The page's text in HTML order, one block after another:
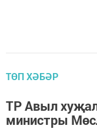
ТӨП ХӘБӘР
ТР Авыл
министры